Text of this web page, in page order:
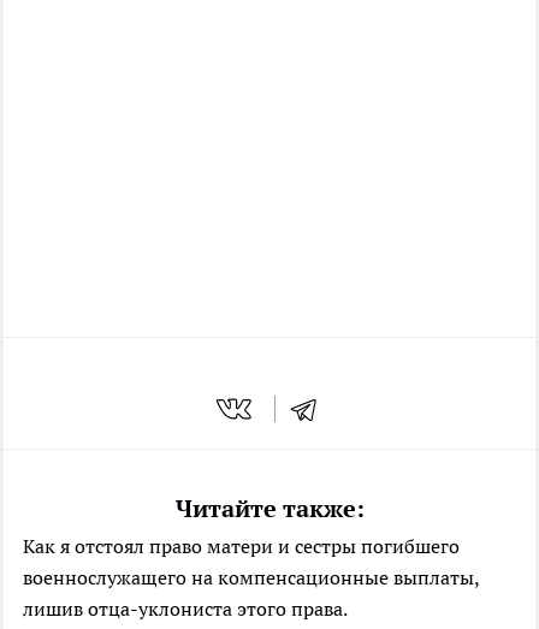
Читайте также:
Как я отстоял право матери и сестры погибшего
военнослужащего на компенсационные выплаты,
лишив отца-уклониста этого права.